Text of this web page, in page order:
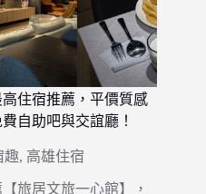
高住宿推薦，平價質感
自助吧與交誼廳！
趣, 高雄住宿
旅居文旅一心館】，